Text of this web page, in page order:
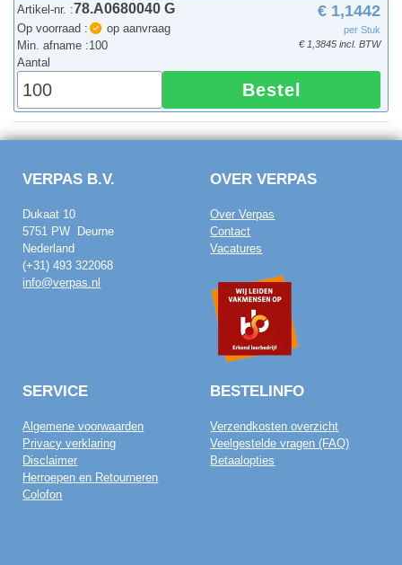
Artikel-nr. :78.A0680040 G
Op voorraad :
op aanvraag
Min. afname :100
€ 1,1442
per Stuk
€ 1,3845 incl. BTW
Aantal
Bestel
VERPAS B.V.
Dukaat 10
5751 PW Deurne
Nederland
(+31) 493 322068
info@verpas.nl
OVER VERPAS
Over Verpas
Contact
Vacatures
SERVICE
Algemene voorwaarden
Privacy verklaring
Disclaimer
Herroepen en Retourneren
Colofon
BESTELINFO
Verzendkosten overzicht
Veelgestelde vragen (FAQ)
Betaalopties